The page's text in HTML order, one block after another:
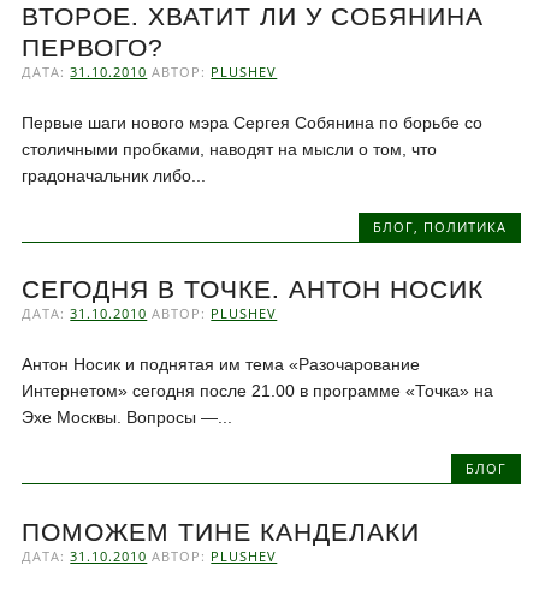
ВТОРОЕ. ХВАТИТ ЛИ У СОБЯНИНА
ПЕРВОГО?
ДАТА:31.10.2010 АВТОР: PLUSHEV
Первые шаги нового мэра Сергея Собянина по борьбе со
столичными пробками, наводят на мысли о том, что
градоначальник либо...
БЛОГ ПОЛИТИКА
СЕГОДНЯ В ТОЧКЕ. АНТОН НОСИК
ДАТА:31.10.2010 АВТОР: PLUSHEV
Антон Носик и поднятая им тема «Разочарование
Интернетом» сегодня после 21.00 в программе «Точка» на
Эхе Москвы. Вопросы —...
БЛОГ
ПОМОЖЕМ ТИНЕ КАНДЕЛАКИ
ДАТА:31.10.2010 АВТОР: PLUSHEV